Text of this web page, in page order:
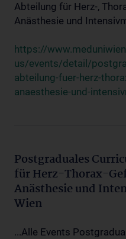
Abteilung für Herz-,
Anästhesie und
https://
us/events/detail/
abteilung-fuer-herz-
anaesthesie-und-
Postgraduales
für Herz-Thorax-
Anästhesie und
Wien
...Alle Events